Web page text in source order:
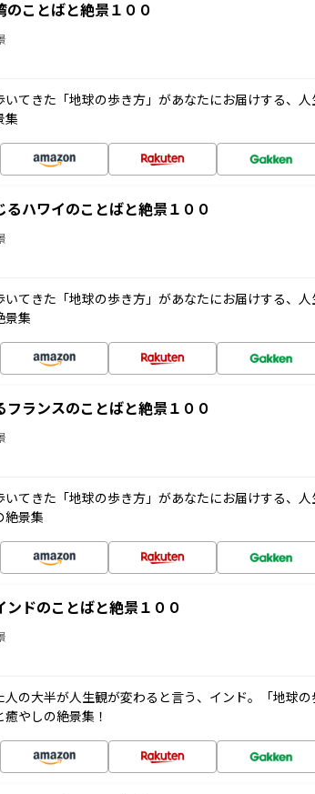
ことばと絶景１００
てきた「地球の歩き方」があなたにお届けする、
集
るハワイのことばと絶景１００
てきた「地球の歩き方」があなたにお届けする、
景集
フランスのことばと絶景１００
てきた「地球の歩き方」があなたにお届けする、
絶景集
ドのことばと絶景１００
の大半が人生観が変わると言う、インド。「地球
やしの絶景集！